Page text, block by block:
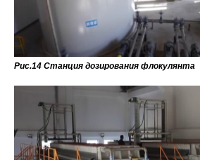
Рис.14 Станция дозирования флокулянта